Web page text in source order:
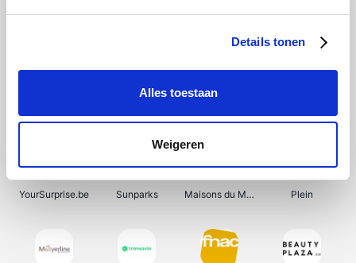
Details tonen
Alles toestaan
Weigeren
Shein Bergfreunde Pazzox Smartwatchbanden
YourSurprise.be Sunparks Maisons du Monde Plein